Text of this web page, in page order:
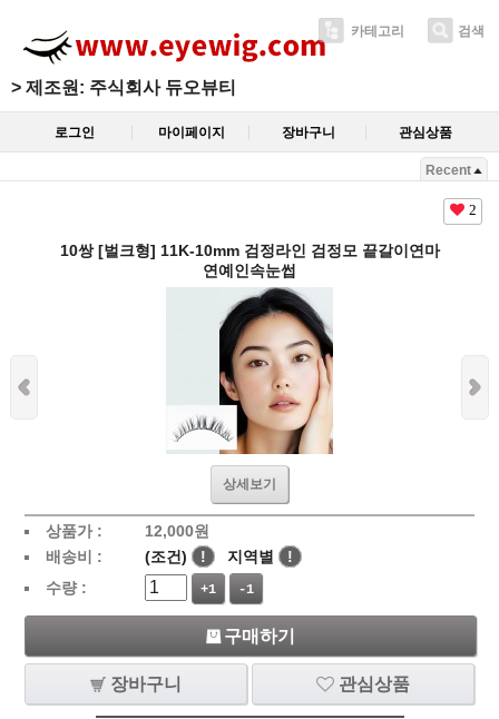
> 제조원: 주식회사 듀오뷰티
카테고리 검색
로그인 마이페이지 장바구니 관심상품
Recent
2
10쌍 [벌크형] 11K-10mm 검정라인 검정모 끝갈이연마
연예인속눈썹
상세보기
상품가 : 12,000원
배송비 :
(조건) ! 지역별
!
수량 :
+1 -1
구매하기
장바구니 관심상품